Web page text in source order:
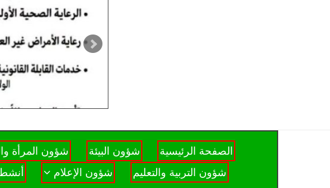
الصفحة الرئيسية شؤون البيئة شؤون المرأة
شؤون التربية والتعليم
شؤون الإعلام